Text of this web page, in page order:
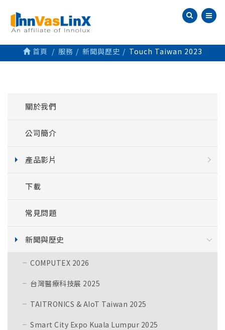
首頁 服務 新聞與歷史 Touch Taiwan 2023
關於我們
公司簡介
產品影片
下載
常見問題
新聞與歷史
COMPUTEX 2026
台灣醫療科技展 2025
TAITRONICS & AIoT Taiwan 2025
Smart City Expo Kuala Lumpur 2025